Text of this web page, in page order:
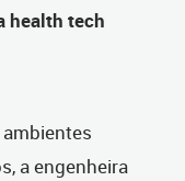
health tech
a engenheira